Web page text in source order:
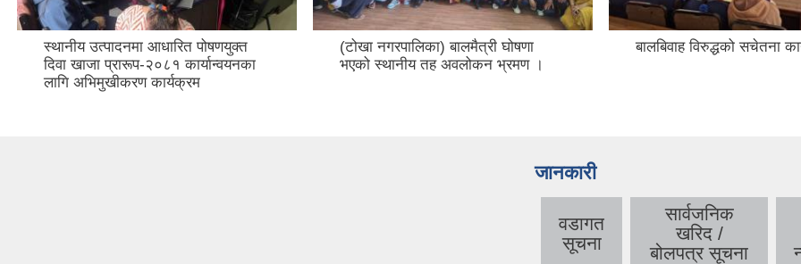
स्थानीय उत्पादनमा आधारित पोषणयुक्त
दिवा खाजा प्रारूप-२०८१ कार्यान्वयनका
लागि अभिमुखीकरण कार्यक्रम
(टोखा नगरपालिका) बालमैत्री घोषणा
भएको स्थानीय तह अवलोकन भ्रमण ।
बालबिवाह विरुद्धको सचेतना
जानकारी
वडागत
सूचना
सार्वजनिक
खरिद /
बोलपत्र सूचना